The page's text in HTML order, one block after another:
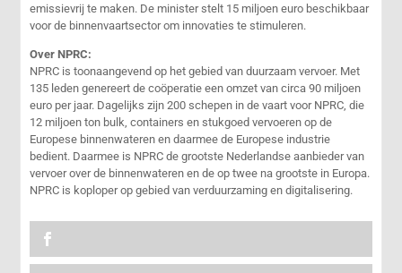
emissievrij te maken. De minister stelt 15 miljoen euro beschikbaar
voor de binnenvaartsector om innovaties te stimuleren.
Over NPRC:
NPRC is toonaangevend op het gebied van duurzaam vervoer. Met
135 leden genereert de coöperatie een omzet van circa 90 miljoen
euro per jaar. Dagelijks zijn 200 schepen in de vaart voor NPRC, die
12 miljoen ton bulk, containers en stukgoed vervoeren op de
Europese binnenwateren en daarmee de Europese industrie
bedient. Daarmee is NPRC de grootste Nederlandse aanbieder van
vervoer over de binnenwateren en de op twee na grootste in Europa.
NPRC is koploper op gebied van verduurzaming en digitalisering.